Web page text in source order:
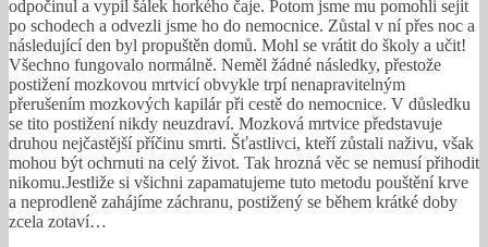
odpočinul a vypil šálek horkého čaje. Potom jsme mu pomohli sejít
po schodech a odvezli jsme ho do nemocnice. Zůstal v ní přes noc a
následující den byl propuštěn domů. Mohl se vrátit do školy a učit!
Všechno fungovalo normálně. Neměl žádné následky, přestože
postižení mozkovou mrtvicí obvykle trpí nenapravitelným
přerušením mozkových kapilár při cestě do nemocnice. V důsledku
se tito postižení nikdy neuzdraví. Mozková mrtvice představuje
druhou nejčastější příčinu smrti. Šťastlivci, kteří zůstali naživu, však
mohou být ochrnuti na celý život. Tak hrozná věc se nemusí přihodit
nikomu.Jestliže si všichni zapamatujeme tuto metodu pouštění krve
a neprodleně zahájíme záchranu, postižený se během krátké doby
zcela zotaví…